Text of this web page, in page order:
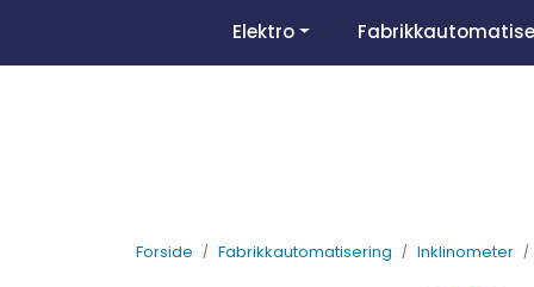
Elektro
Forside Fabrikkautomatisering Inklinometer